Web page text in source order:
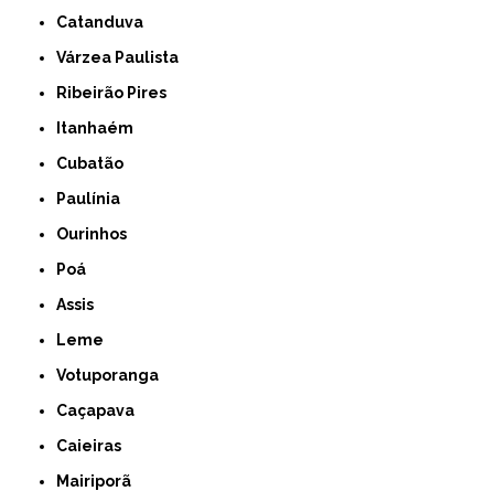
Catanduva
Várzea Paulista
Ribeirão Pires
Itanhaém
Cubatão
Paulínia
Ourinhos
Poá
Assis
Leme
Votuporanga
Caçapava
Caieiras
Mairiporã